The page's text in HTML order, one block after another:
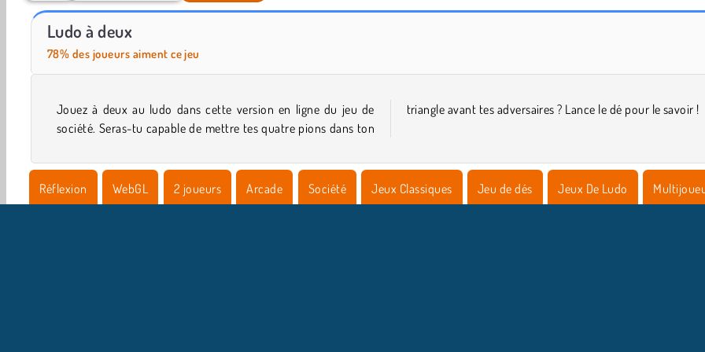
Ludo entre amis
Ludo à deux
78% des joueurs aiment ce jeu
Jouez à deux au ludo dans cette version en ligne du jeu de
société. Seras-tu capable de mettre tes quatre pions dans ton
triangle avant tes adversaires ? Lance le dé pour le savoir !
Réflexion WebGL 2 joueurs Arcade Société Jeux Classiques Jeu de dés Jeux De Ludo